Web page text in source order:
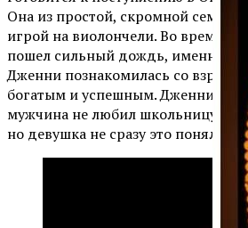
Она из простой, скромной семьи.
игрой на виолончели. Во время
пошел сильный дождь, именно в
Дженни познакомилась со
богатым и успешным. Дженни
мужчина не любил школьницу. Он
но девушка не сразу это поняла …